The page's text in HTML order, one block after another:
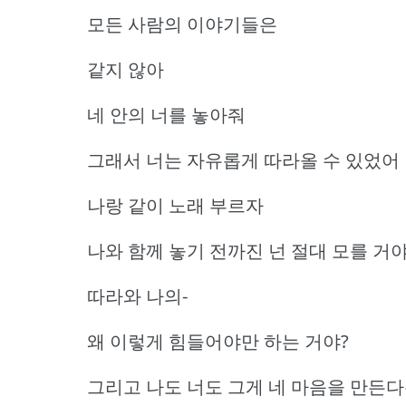
모든 사람의 이야기들은
같지 않아
네 안의 너를 놓아줘
그래서 너는 자유롭게 따라올 수 있었어
나랑 같이 노래 부르자
나와 함께 놓기 전까진 넌 절대 모를 거
따라와 나의-
왜 이렇게 힘들어야만 하는 거야?
그리고 나도 너도 그게 네 마음을 만든